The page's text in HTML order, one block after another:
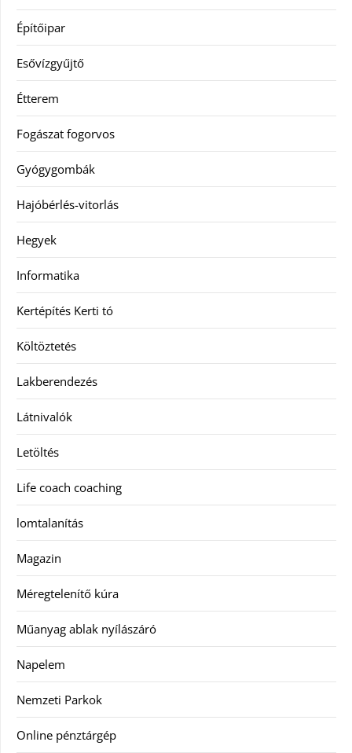
Építőipar
Esővízgyűjtő
Étterem
Fogászat fogorvos
Gyógygombák
Hajóbérlés-vitorlás
Hegyek
Informatika
Kertépítés Kerti tó
Költöztetés
Lakberendezés
Látnivalók
Letöltés
Life coach coaching
lomtalanítás
Magazin
Méregtelenítő kúra
Műanyag ablak nyílászáró
Napelem
Nemzeti Parkok
Online pénztárgép